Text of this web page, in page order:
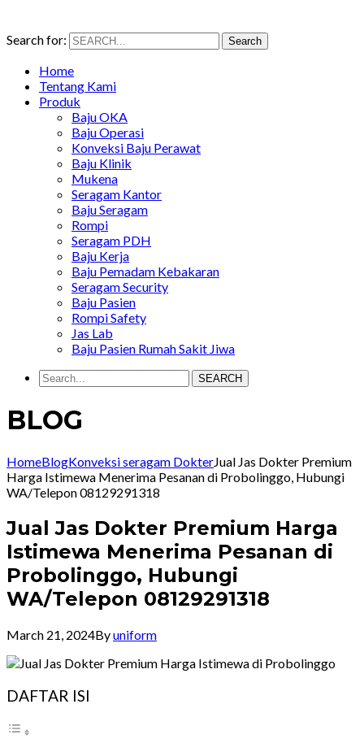
Search for: Search
Home
Tentang Kami
Produk
Baju OKA
Baju Operasi
Konveksi Baju Perawat
Baju Klinik
Mukena
Seragam Kantor
Baju Seragam
Rompi
Seragam PDH
Baju Kerja
Baju Pemadam Kebakaran
Seragam Security
Baju Pasien
Rompi Safety
Jas Lab
Baju Pasien Rumah Sakit Jiwa
SEARCH
BLOG
HomeBlogKonveksi seragam DokterJual Jas Dokter Premium
Harga Istimewa Menerima Pesanan di Probolinggo, Hubungi
WA/Telepon 08129291318
Jual Jas Dokter Premium Harga
Istimewa Menerima Pesanan di
Probolinggo, Hubungi
WA/Telepon 08129291318
March 21, 2024Byuniform
DAFTAR ISI